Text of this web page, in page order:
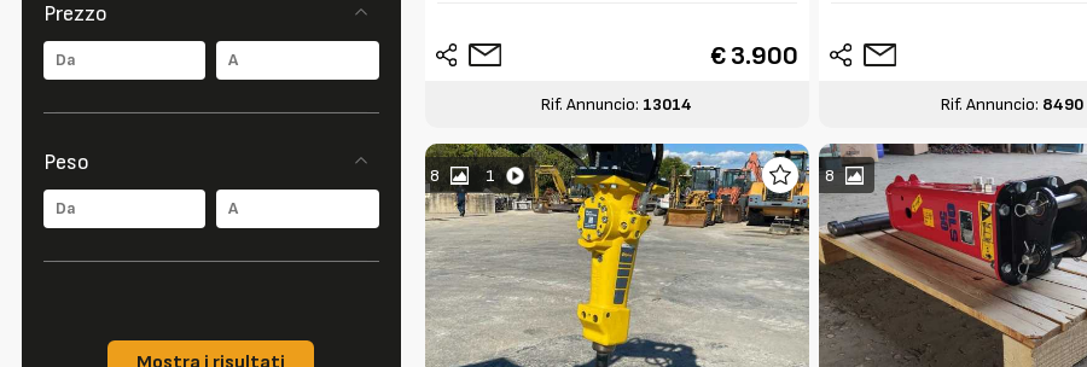
Prezzo
Peso
€ 3.900
Rif. Annuncio: 13014 Rif. Annuncio: 8490
8 1 8